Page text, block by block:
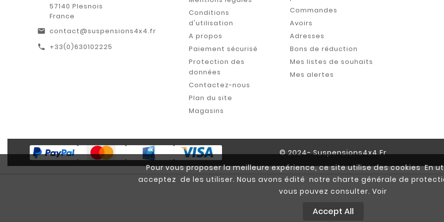
Pour vous proposer la meilleure expérience, ce site utilise des cookies En
acceptez de les utiliser. Nous avons édité notre charte générale de
vous pouvez consulter. Voir
Accept All
57140 Plesnois
France
email contact@suspensions4x4.fr
call +33(0)630102225
Conditions
d'utilisation
A propos
Paiement sécurisé
Protection des
données
Contactez-nous
Plan du site
Magasins
Commandes
Avoirs
Adresses
Bons de réduction
Mes listes de souhaits
Mes alertes
© 2024- Suspensions4x4.fr